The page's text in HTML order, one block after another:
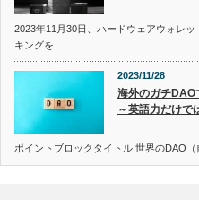
2023年11月30日、ハードウェアウォレ
キングを…
2023/11/28
海外のガチDAO
～英語力だけで
ポイントブロックタイトル 世界のDAO